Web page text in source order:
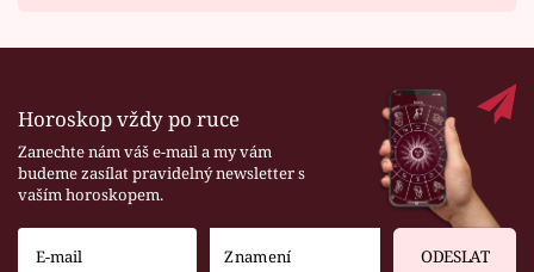
Horoskop vždy po ruce
Zanechte nám váš e-mail a my vám
budeme zasílat pravidelný newsletter s
vaším horoskopem.
ODESLAT